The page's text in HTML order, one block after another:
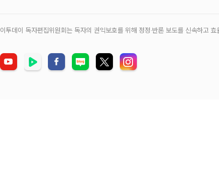
이투데이 독자편집위원회는 독자의 권익보호를 위해 정정‧반론 보도를 신속하고